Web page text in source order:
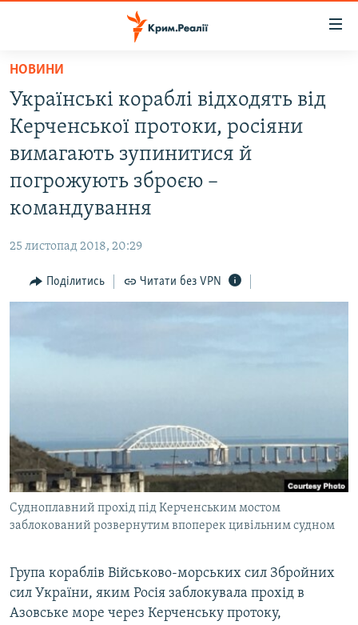
Перейти
основного
матеріалу
Перейти
до
основної
навігації
до
ВОДА.КРИМ
ВІДЕО ТА ФОТО
БЛОГИ
ВСЕ ЗА ДЕНЬ
УКРАЇНСЬКА ПРОБЛЕМА КРИМУ
ІНФОГРАФІКА
ДОЛУЧАЙСЯ!
Усі сайти RFE/RL
НОВИНИ
Українські кораблі відходять від
Керченської протоки, росіяни
вимагають зупинитися й
погрожують зброєю –
командування
25 листопад 2018, 20:29
Поділитись Читати без VPN
Судноплавний прохід під Керченським мостом
заблокований розвернутим впоперек цивільним судном
Група кораблів Військово-морських сил Збройних
сил України, яким Росія заблокувала прохід в
Азовське море через Керченську протоку,